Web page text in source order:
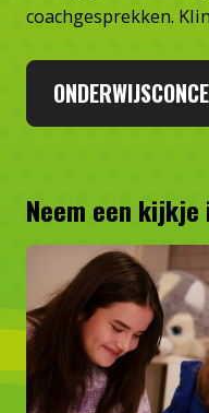
coachgesprekken.
Neem een kijkje